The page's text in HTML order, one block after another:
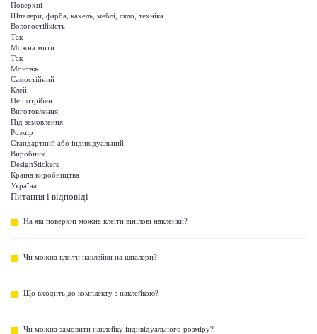
Поверхні
Шпалери, фарба, кахель, меблі, скло, техніка
Вологостійкість
Так
Можна мити
Так
Монтаж
Самостійний
Клей
Не потрібен
Виготовлення
Під замовлення
Розмір
Стандартний або індивідуальний
Виробник
DesignStickers
Країна виробництва
Україна
Питання і відповіді
На які поверхні можна клеїти вінілові наклейки?
Чи можна клеїти наклейки на шпалери?
Що входить до комплекту з наклейкою?
Чи можна замовити наклейку індивідуального розміру?